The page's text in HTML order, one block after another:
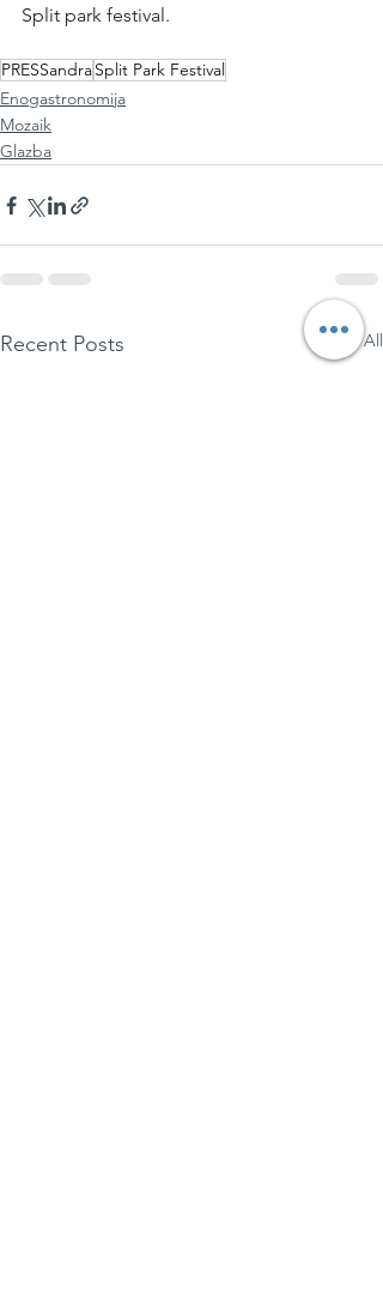
Split park festival .
PRESSandraSplit Park Festival
Enogastronomija
Mozaik
Glazba
Recent Posts See All